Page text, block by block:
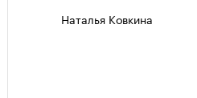
Наталья Ковкина